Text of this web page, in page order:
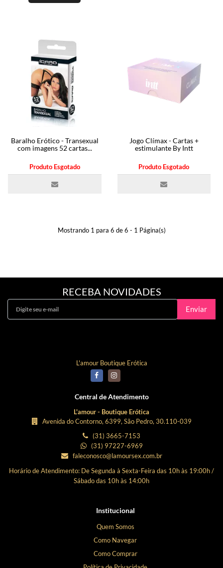
Baralho Erótico - Transexual
com imagens 52 cartas...
Produto Esgotado
Jogo Clímax - Cartas +
estimulante By Intt
Produto Esgotado
Mostrando 1 para 6 de 6 - 1 Página(s)
RECEBA NOVIDADES
Enviar
L'amour Boutique Erótica
Institucional
Quem Somos
Como Navegar
Como Comprar
Central de Atendimento
L'amour - Boutique Erótica
Avenida do Contorno, 6399, São Pedro, 30.110-039
(31) 3665-7153
(31) 97227-6969
faleconosco@lamoursex.com.br
Horário de Atendimento: De Segunda à Sexta-Feira das 10h às 19:00h /
Sábado das 10h às 14:00h